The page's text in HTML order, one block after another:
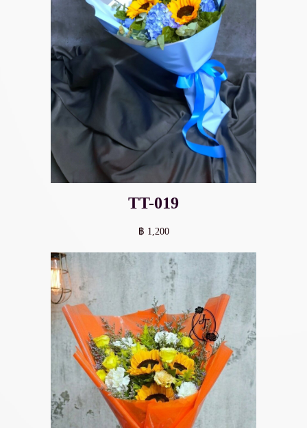
TT-019
฿ 1,200